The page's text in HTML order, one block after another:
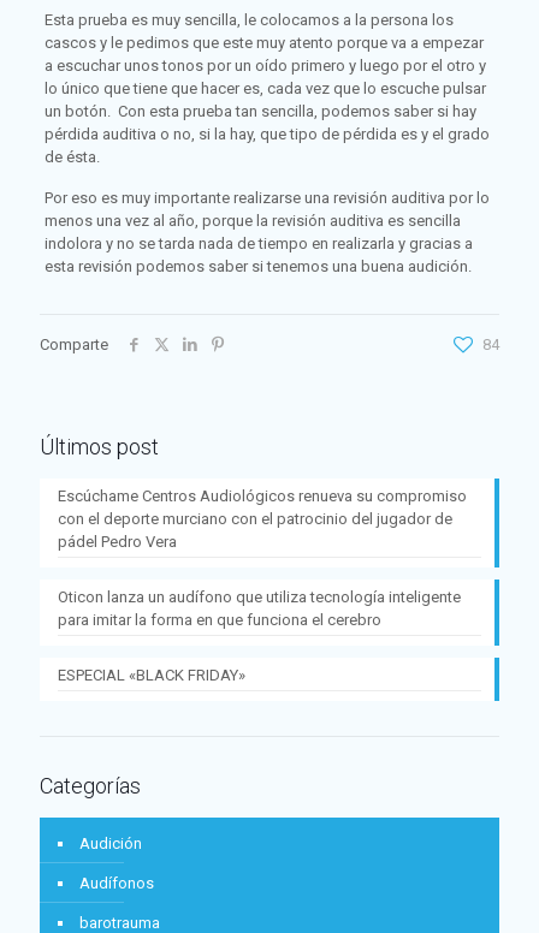
Esta prueba es muy sencilla, le colocamos a la persona los
cascos y le pedimos que este muy atento porque va a empezar
a escuchar unos tonos por un oído primero y luego por el otro y
lo único que tiene que hacer es, cada vez que lo escuche pulsar
un botón. Con esta prueba tan sencilla, podemos saber si hay
pérdida auditiva o no, si la hay, que tipo de pérdida es y el grado
de ésta.
Por eso es muy importante realizarse una revisión auditiva por lo
menos una vez al año, porque la revisión auditiva es sencilla
indolora y no se tarda nada de tiempo en realizarla y gracias a
esta revisión podemos saber si tenemos una buena audición.
Comparte 84
Últimos post
Escúchame Centros Audiológicos renueva su compromiso
con el deporte murciano con el patrocinio del jugador de
pádel Pedro Vera
Oticon lanza un audífono que utiliza tecnología inteligente
para imitar la forma en que funciona el cerebro
ESPECIAL «BLACK FRIDAY»
Categorías
Audición
Audífonos
barotrauma